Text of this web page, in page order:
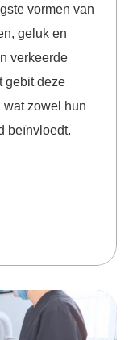
vormen van
geluk en
verkeerde
gebit deze
wat zowel hun
beïnvloedt.